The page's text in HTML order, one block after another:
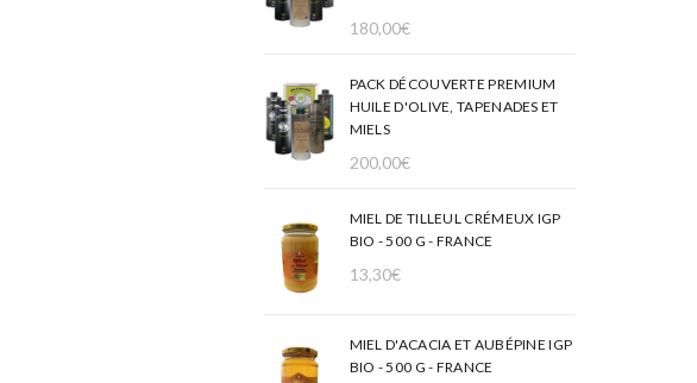
180,00€
PACK DÉCOUVERTE PREMIUM
HUILE D'OLIVE, TAPENADES ET
MIELS
200,00€
MIEL DE TILLEUL CRÉMEUX IGP
BIO - 500 G - FRANCE
13,30€
MIEL D'ACACIA ET AUBÉPINE IGP
BIO - 500 G - FRANCE